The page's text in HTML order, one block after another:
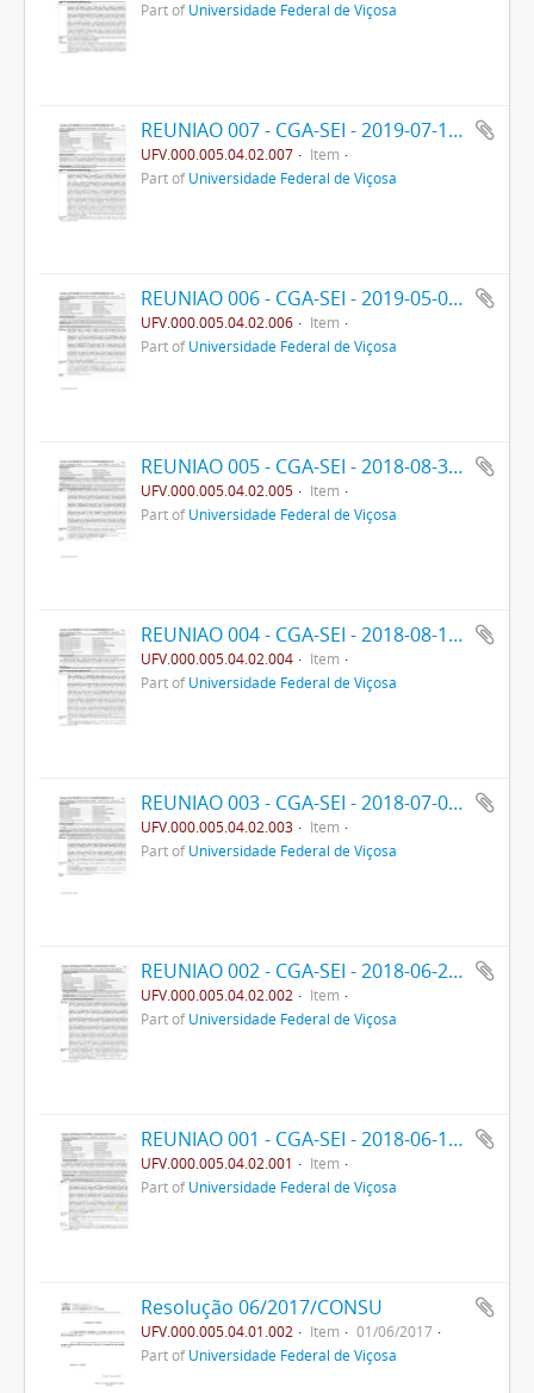
Part ofUniversidade Federal de Viçosa
REUNIAO 007 - CGA-SEI - 2019-07-18- PPO
UFV.000.005.04.02.007
Item
Part ofUniversidade Federal de Viçosa
REUNIAO 006 - CGA-SEI - 2019-05-09- PPO
UFV.000.005.04.02.006
Item
Part ofUniversidade Federal de Viçosa
REUNIAO 005 - CGA-SEI - 2018-08-30- PRE
UFV.000.005.04.02.005
Item
Part ofUniversidade Federal de Viçosa
REUNIAO 004 - CGA-SEI - 2018-08-16- PRE
UFV.000.005.04.02.004
Item
Part ofUniversidade Federal de Viçosa
REUNIAO 003 - CGA-SEI - 2018-07-05- PPO
UFV.000.005.04.02.003
Item
Part ofUniversidade Federal de Viçosa
REUNIAO 002 - CGA-SEI - 2018-06-28- PPO
UFV.000.005.04.02.002
Item
Part ofUniversidade Federal de Viçosa
REUNIAO 001 - CGA-SEI - 2018-06-14 - PPO
UFV.000.005.04.02.001
Item
Part ofUniversidade Federal de Viçosa
Resolução 06/2017/CONSU
UFV.000.005.04.01.002 Item
01/06/2017
Part ofUniversidade Federal de Viçosa